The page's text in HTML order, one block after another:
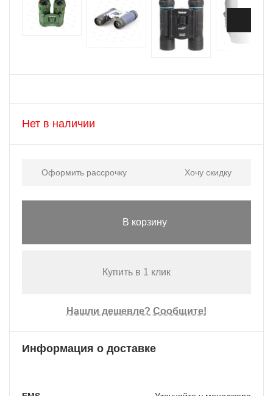
Нет в наличии
Оформить рассрочку Хочу скидку
В корзину
Купить в 1 клик
Нашли дешевле? Сообщите!
Информация о доставке